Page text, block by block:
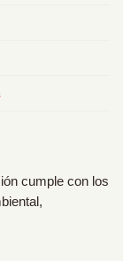
cumple con los